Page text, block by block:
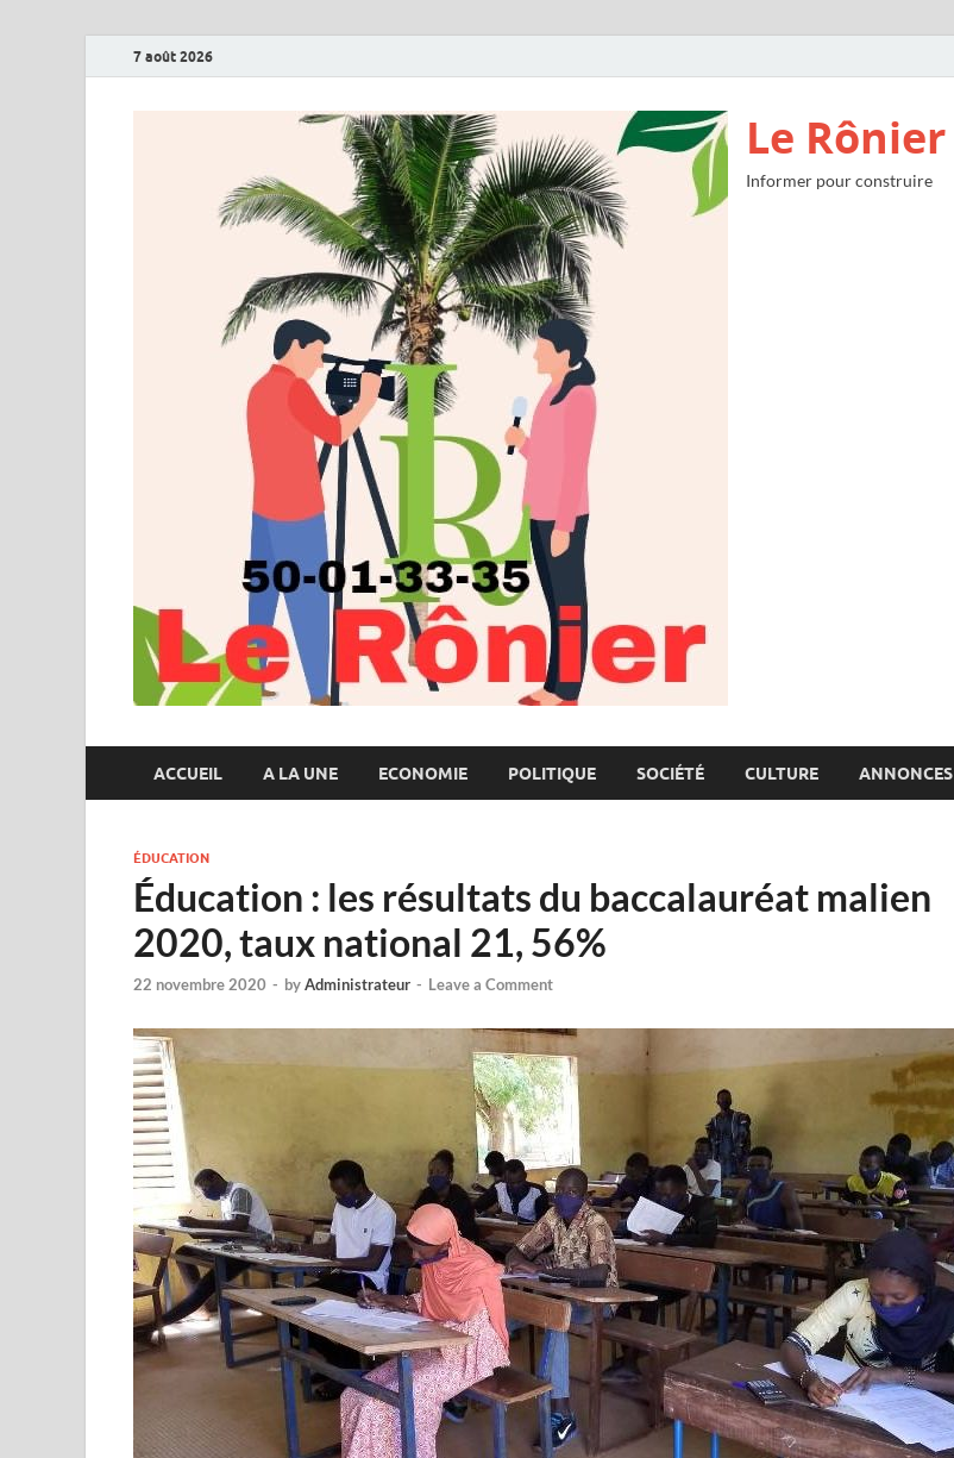
7 août 2026
Le Rônier
Informer pour construire
ACCUEIL A LA UNE ECONOMIE POLITIQUE SOCIÉTÉ CULTURE ANNONCES
ÉDUCATION
Éducation : les résultats du baccalauréat malien
2020, taux national 21, 56%
22 novembre 2020 - byAdministrateur - Leave a Comment